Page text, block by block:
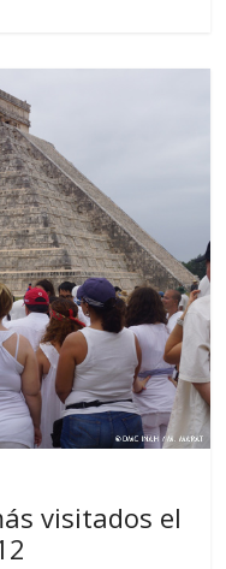
visitados el